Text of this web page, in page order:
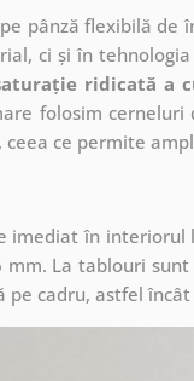
pânză flexibilă de
ci și în
ridicată a
folosim
ceea ce permite
imediat în interiorul
mm. La tablouri
cadru, astfel